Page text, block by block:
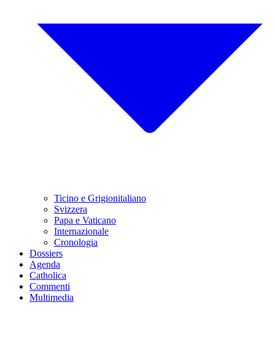
Ticino e Grigionitaliano
Svizzera
Papa e Vaticano
Internazionale
Cronologia
Dossiers
Agenda
Catholica
Commenti
Multimedia